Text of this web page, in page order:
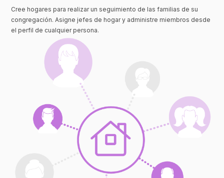
Cree hogares para realizar un seguimiento de las familias de su
congregación. Asigne jefes de hogar y administre miembros desde
el perfil de cualquier persona.